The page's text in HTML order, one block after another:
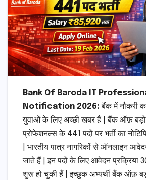
Bank Of Baroda IT
Notification 2026: बैंक में नौकरी
युवाओं के लिए अच्छी खबर हैं | बैंक ऑफ़
प्रोफेशनल्स के 441 पदों पर भर्ती का
| भारतीय पात्र नागरिकों से ऑनलाइन
जाते हैं | इन पदों के लिए आवेदन प्रक्रिया
शुरू हो चुकी हैं | इच्छुक अभ्यर्थी बैंक ऑफ़